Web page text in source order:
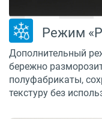
Режим
Дополнительный
бережно
полуфабрикаты,
текстуру без